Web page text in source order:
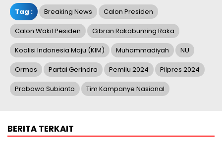
Tag : Breaking News Calon Presiden
Calon Wakil Pesiden Gibran Rakabuming Raka
Koalisi Indonesia Maju (KIM) Muhammadiyah NU
Ormas Partai Gerindra Pemilu 2024 Pilpres 2024
Prabowo Subianto Tim Kampanye Nasional
BERITA TERKAIT